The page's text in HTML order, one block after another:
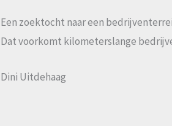
Een zoektocht naar een
Dat voorkomt kilometerslange
Dini Uitdehaag